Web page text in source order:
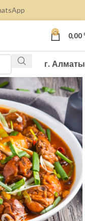
0 0,00
г. Алматы